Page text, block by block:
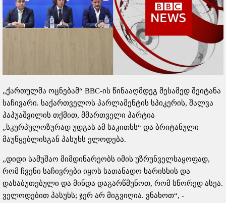
„ქართულმა ოცნებამ“ BBC-ის წინააღმდეგ მესამედ შეიტანა
საჩივარი. საქართველოს პარლამენტის სპიკერის, შალვა
პაპუაშვილის თქმით, მმართველი პარტია
„სკურპულოზურად უდგას ამ საკითხს“ და ბრიტანული
მაუწყებლისგან პასუხს ელოდება.
„დიდი სამუშაო მიმდინარეობს იმის უზრუნველსაყოფად,
რომ ჩვენი საჩივრები იყოს სათანადო ხარისხის და
დასაბუთებული და მინდა დაგარწმუნოთ, რომ სწორედ ასეა.
ველოდებით პასუხს; ჯერ არ მიგვიღია. ვნახოთ“, -